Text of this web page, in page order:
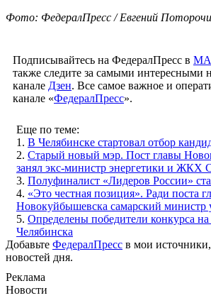
Фото: ФедералПресс / Евгений
Подписывайтесь на ФедералПресс в
также следите за самыми
канале Дзен. Все самое важное и
канале «ФедералПресс».
Еще по теме:
1. В Челябинске стартовал отбор
2. Старый новый мэр. Пост главы
занял экс-министр энергетики и ЖКХ
3. Полуфиналист «Лидеров России»
4. «Это честная позиция». Ради поста
Новокуйбышевска самарский министр
5. Определены победители конкурса на
Челябинска
Добавьте ФедералПресс в мои
новостей дня.
Реклама
Новости